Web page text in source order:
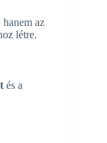
az
létre.
és a